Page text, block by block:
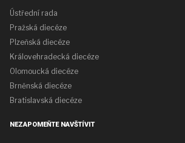
Ústřední rada
Pražská diecéze
Plzeňská diecéze
Královehradecká diecéze
Olomoucká diecéze
Brněnská diecéze
Bratislavská diecéze
NEZAPOMEŇTE NAVŠTÍVIT